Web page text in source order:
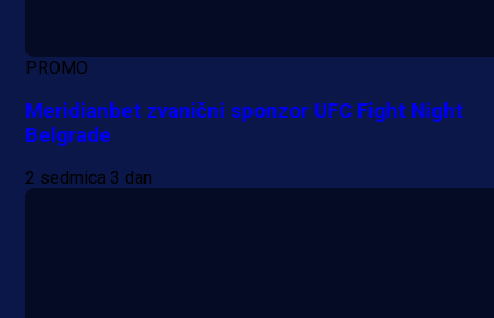
PROMO
Meridianbet zvanični sponzor UFC Fight Night
Belgrade
2 sedmica 3 dan